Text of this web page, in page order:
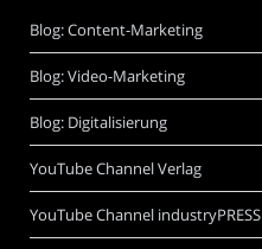
Blog: Content-Marketing
Blog: Video-Marketing
Blog: Digitalisierung
YouTube Channel Verlag
YouTube Channel industryPRESS